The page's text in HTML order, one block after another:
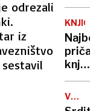
odrezali
iz
ne
bo
KNJIGE
Najbolj
knjižni
naslovi
v
2025
VOJNA
V